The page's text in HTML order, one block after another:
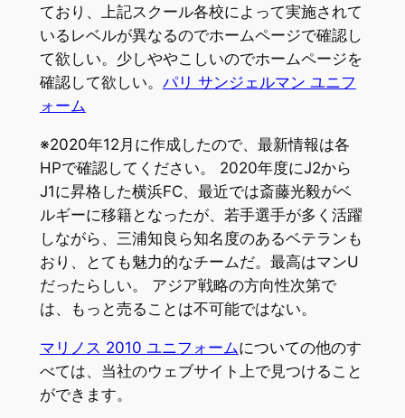
ており、上記スクール各校によって実施されて
いるレベルが異なるのでホームページで確認し
て欲しい。少しややこしいのでホームページを
確認して欲しい。 パリ サンジェルマン ユニフ
ォーム
※2020年12月に作成したので、最新情報は各
HPで確認してください。 2020年度にJ2から
J1に昇格した横浜FC、最近では斎藤光毅がベ
ルギーに移籍となったが、若手選手が多く活躍
しながら、三浦知良ら知名度のあるベテランも
おり、とても魅力的なチームだ。最高はマンU
だったらしい。 アジア戦略の方向性次第で
は、もっと売ることは不可能ではない。
マリノス 2010 ユニフォームについての他のす
べては、当社のウェブサイト上で見つけること
ができます。